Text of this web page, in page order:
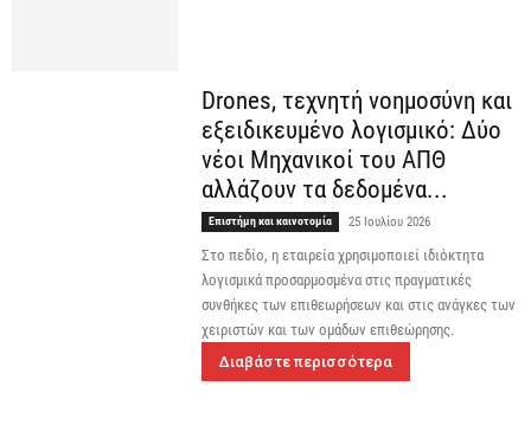
Drones, τεχνητή νοημοσύνη και
εξειδικευμένο λογισμικό: Δύο
νέοι Μηχανικοί του ΑΠΘ
αλλάζουν τα δεδομένα...
Επιστήμη και καινοτομία 25 Ιουλίου 2026
Στο πεδίο, η εταιρεία χρησιμοποιεί ιδιόκτητα
λογισμικά προσαρμοσμένα στις πραγματικές
συνθήκες των επιθεωρήσεων και στις ανάγκες των
χειριστών και των ομάδων επιθεώρησης.
Διαβάστε περισσότερα